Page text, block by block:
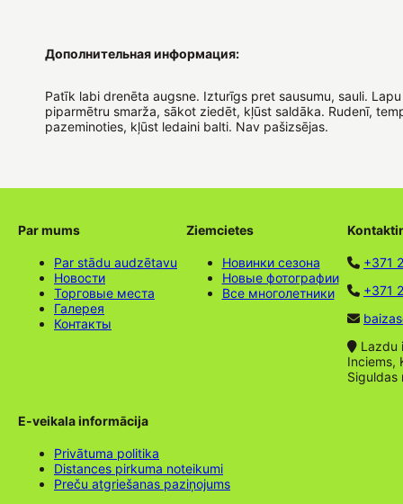
Дополнительная информация:
Patīk labi drenēta augsne. Izturīgs pret sausumu, sauli.
piparmētru smarža, sākot ziedēt, kļūst saldāka. Rudenī,
pazeminoties, kļūst ledaini balti. Nav pašizsējas.
Par mums
Par stādu audzētavu
Новости
Торговые места
Галерея
Контакты
Ziemcietes
Новинки сезона
Новые фотографии
Все многолетники
+371
+371
Lazdu
Inciems,
Siguldas
E-veikala informācija
Privātuma politika
Distances pirkuma noteikumi
Preču atgriešanas paziņojums